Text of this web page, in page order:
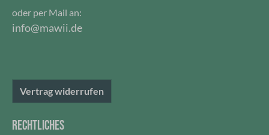
oder per Mail an:
info@mawii.de
Vertrag widerrufen
RECHTLICHES